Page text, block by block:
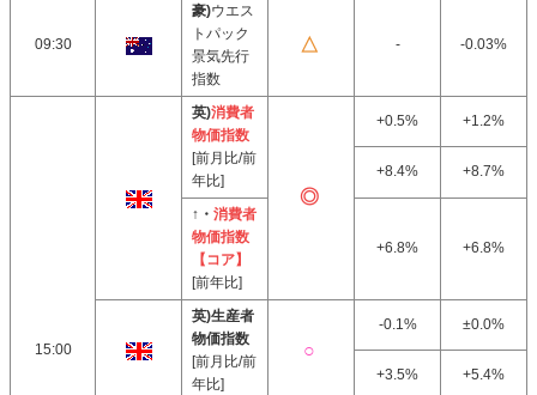
09:30
豪)ウエス
トパック
景気先行
指数
- -0.03%
15:00
英)消費者
物価指数
[前月比/前
年比]
+0.5% +1.2%
+8.4% +8.7%
↑・ 消費者
物価指数
【コア】
[前年比]
+6.8% +6.8%
英)生産者
物価指数
[前月比/前
年比]
-0.1% ±0.0%
+3.5% +5.4%